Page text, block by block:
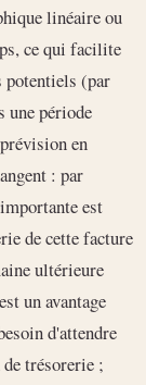
linéaire ou
ce qui facilite
potentiels (par
une période
en
: par
est
de cette facture
ultérieure
un avantage
d'attendre
trésorerie ;